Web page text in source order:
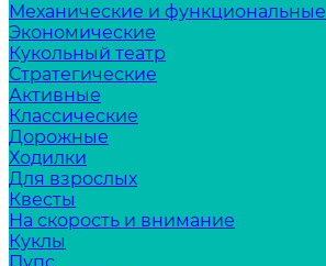
Механические и функциональные
Экономические
Кукольный театр
Стратегические
Активные
Классические
Дорожные
Ходилки
Для взрослых
Квесты
На скорость и внимание
Куклы